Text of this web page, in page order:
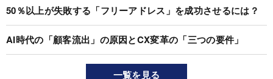
50％以上が失敗する「フリーアドレス」を成功させるには？
AI時代の「顧客流出」の原因とCX変革の「三つの要件」
一覧を見る